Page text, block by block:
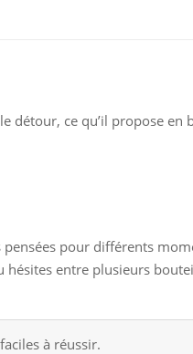
détour, ce qu’il propose en
pensées pour différents
hésites entre plusieurs
à réussir.